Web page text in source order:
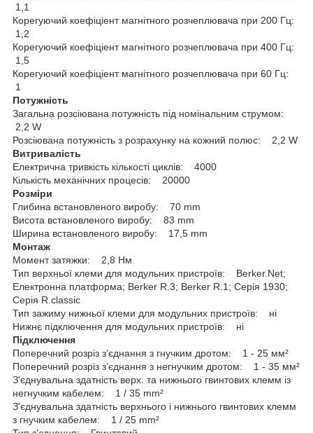
1,1
Корегуючий коефіціент магнітного розчеплювача при 200 Гц:
1,2
Корегуючий коефіціент магнітного розчеплювача при 400 Гц:
1,5
Корегуючий коефіціент магнітного розчеплювача при 60 Гц:
1
Потужність
Загальна розсіювана потужність під номінальним струмом:
2,2 W
Розсіювана потужність з розрахунку на кожний полюс: 2,2 W
Витривалість
Електрична тривкість кількості циклів: 4000
Кількість механічних процесів: 20000
Розміри
Глибина встановленого виробу: 70 mm
Висота встановленого виробу: 83 mm
Ширина встановленого виробу: 17,5 mm
Монтаж
Момент затяжки: 2,8 Нм
Тип верхньої клеми для модульних пристроїв: Berker.Net;
Електронна платформа; Berker R.3; Berker R.1; Серія 1930;
Серія R.classic
Тип зажиму нижньої клеми для модульних пристроїв: ні
Нижнє підключення для модульних пристроїв: ні
Підключення
Поперечний розріз з’єднання з гнучким дротом: 1 - 25 мм²
Поперечний розріз з’єднання з негнучким дротом: 1 - 35 мм²
З'єднувальна здатність верх. та нижнього гвинтових клемм із
негнучким кабелем: 1 / 35 mm²
З'єднувальна здатність верхнього і нижнього гвинтових клемм
з гнучким кабелем: 1 / 25 mm²